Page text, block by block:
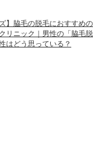
ズ】脇毛の脱毛におすすめ
リニック｜男性の「脇毛脱
はどう思っている？